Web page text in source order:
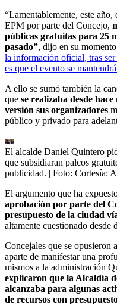
“Lamentablemente, este
EPM por parte del Concejo,
públicas gratuitas para 25
pasado”, dijo en su
la información oficial, tras
es que el evento se
A ello se sumó también la
que se realizaba desde hace
versión sus organizadores
público y privado para
El alcalde Daniel Quintero
que subsidiaran palcos
publicidad. | Foto: Cortesía:
El argumento que ha
aprobación por parte del
presupuesto de la ciudad
altamente cuestionado desde
Concejales que se opusieron
aparte de manifestar una
mismos a la administración
explicaron que la Alcaldía
alcanzaba para algunas
de recursos con